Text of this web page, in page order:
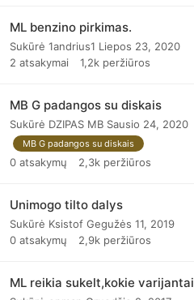
ML benzino pirkimas.
Sukūrė 1andrius1 Liepos 23, 2020
2 atsakymai 1,2k peržiūros
MB G padangos su diskais
Sukūrė DZIPAS MB Sausio 24, 2020
MB G padangos su diskais
0 atsakymų 2,3k peržiūros
Unimogo tilto dalys
Sukūrė Ksistof Gegužės 11, 2019
0 atsakymų 2,9k peržiūros
ML reikia sukelt,kokie varijantai